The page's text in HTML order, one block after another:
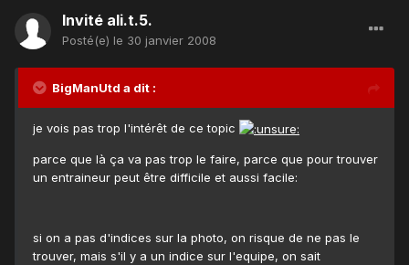
Invité ali.t.5.
Posté(e) le 30 janvier 2008
BigManUtd a dit :
je vois pas trop l'intérêt de ce topic
parce que là ça va pas trop le faire, parce que pour trouver
un entraineur peut être difficile et aussi facile:
si on a pas d'indices sur la photo, on risque de ne pas le
trouver, mais s'il y a un indice sur l'equipe, on sait